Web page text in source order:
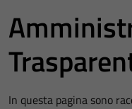
In questa pagina sono